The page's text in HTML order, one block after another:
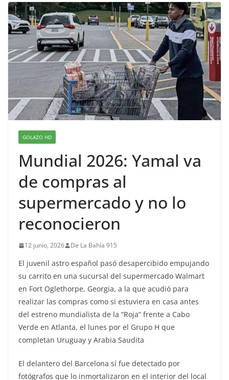
GOLAZO HD
Mundial 2026: Yamal va
de compras al
supermercado y no lo
reconocieron
12 junio, 2026 De La Bahía 915
El juvenil astro español pasó desapercibido empujando
su carrito en una sucursal del supermercado Walmart
en Fort Oglethorpe, Georgia, a la que acudió para
realizar las compras como si estuviera en casa antes
del estreno mundialista de la “Roja” frente a Cabo
Verde en Atlanta, el lunes por el Grupo H que
completan Uruguay y Arabia Saudita
El delantero del Barcelona sí fue detectado por
fotógrafos que lo inmortalizaron en el interior del local